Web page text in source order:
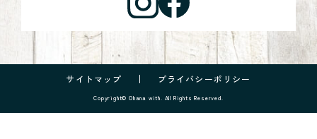
サイトマップ プライバシーポリシー
Copyright© Ohana with. All Rights Reserved.